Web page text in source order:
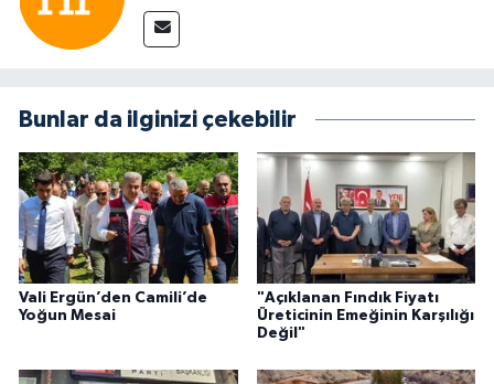
Bunlar da ilginizi çekebilir
Vali Ergün’den Camili’de
Yoğun Mesai
"Açıklanan Fındık Fiyatı
Üreticinin Emeğinin Karşılığı
Değil"